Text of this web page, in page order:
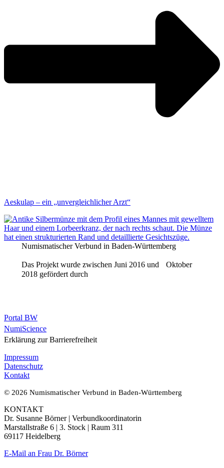
Aeskulap – ein „unvergleichlicher Arzt“
Numismatischer Verbund in Baden-Württemberg
Das Projekt wurde zwischen Juni 2016 und Oktober
2018 gefördert durch
Portal BW
NumiScience
Erklärung zur Barrierefreiheit
Impressum
Datenschutz
Kontakt
© 2026 Numismatischer Verbund in Baden-Württemberg
KONTAKT
Dr. Susanne Börner | Verbundkoordinatorin
Marstallstraße 6 | 3. Stock | Raum 311
69117 Heidelberg
E-Mail an Frau Dr. Börner